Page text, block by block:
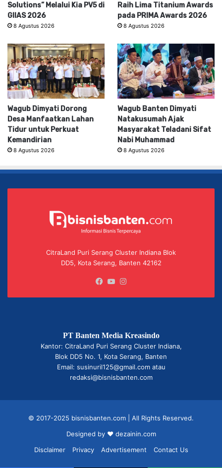
Solutions” Melalui Kia PV5 di
GIIAS 2026
8 Agustus 2026
Raih Lima Titanium Awards
pada PRIMA Awards 2026
8 Agustus 2026
Wagub Dimyati Dorong
Desa Manfaatkan Lahan
Tidur untuk Perkuat
Kemandirian
8 Agustus 2026
Wagub Banten Dimyati
Natakusumah Ajak
Masyarakat Teladani Sifat
Nabi Muhammad
8 Agustus 2026
CitraLand Puri Serang Cluster Indiana Blok
DD5, Kota Serang, Banten 42162
Facebook
YouTube
PT Banten Media Kreasindo
Kantor: CitraLand Puri Serang Cluster Indiana,
Blok DD5 No. 1, Kota Serang, Banten
Email: susinuril125@gmail.com atau
redaksi@bisnisbanten.com
© 2017-2025 bisnisbanten.com | All Rights Reserved.
Designed by ❤ dezainin.com
Disclaimer
Privacy Advertisement Contact Us